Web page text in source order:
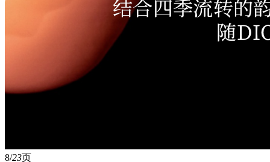
8/23页